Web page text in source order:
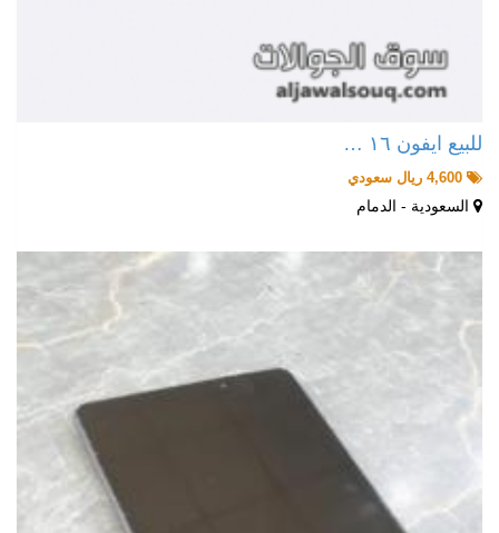
للبيع ايفون ١٦ …
السعودية - الدمام